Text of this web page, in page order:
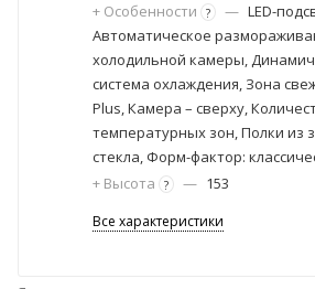
+ Особенности ? — LED-
Автоматическое
холодильной камеры,
система охлаждения, Зона
Plus, Камера – сверху,
температурных зон, Полки из
стекла, Форм-фактор:
+ Высота ? — 153
Все характеристики